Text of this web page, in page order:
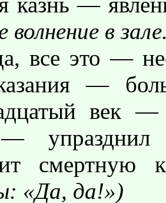
волнение в
все это —
—
век —
упразднил
смертную
«Да, да!»)